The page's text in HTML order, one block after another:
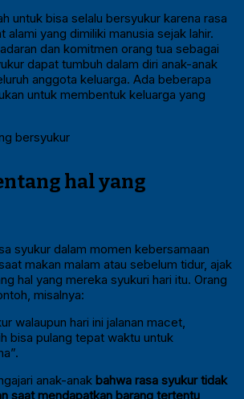
untuk bisa selalu bersyukur karena rasa
alami yang dimiliki manusia sejak lahir.
dan komitmen orang tua sebagai
dapat tumbuh dalam diri anak-anak
anggota keluarga. Ada beberapa
untuk membentuk keluarga yang
hal yang
syukur dalam momen kebersamaan
makan malam atau sebelum tidur, ajak
hal yang mereka syukuri hari itu. Orang
misalnya:
walaupun hari ini jalanan macet,
bisa pulang tepat waktu untuk
anak-anak bahwa rasa syukur tidak
saat mendapatkan barang tertentu